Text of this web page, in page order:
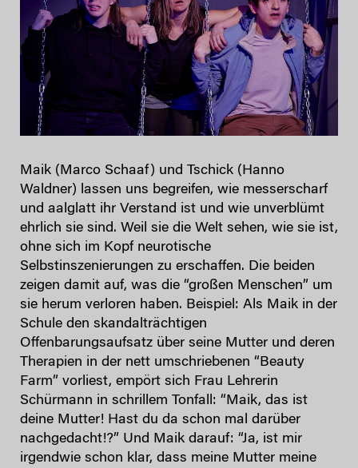
Maik (Marco Schaaf) und Tschick (Hanno
Waldner) lassen uns begreifen, wie messerscharf
und aalglatt ihr Verstand ist und wie unverblümt
ehrlich sie sind. Weil sie die Welt sehen, wie sie ist,
ohne sich im Kopf neurotische
Selbstinszenierungen zu erschaffen. Die beiden
zeigen damit auf, was die “großen Menschen” um
sie herum verloren haben. Beispiel: Als Maik in der
Schule den skandalträchtigen
Offenbarungsaufsatz über seine Mutter und deren
Therapien in der nett umschriebenen “Beauty
Farm” vorliest, empört sich Frau Lehrerin
Schürmann in schrillem Tonfall: “Maik, das ist
deine Mutter! Hast du da schon mal darüber
nachgedacht!?” Und Maik darauf: “Ja, ist mir
irgendwie schon klar, dass meine Mutter meine